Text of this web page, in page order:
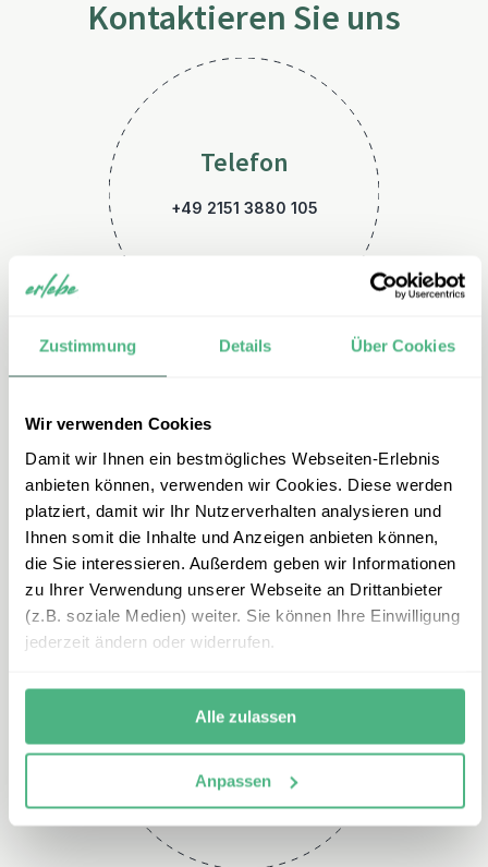
Zustimmung Details Über Cookies
Wir verwenden Cookies
Damit wir Ihnen ein bestmögliches Webseiten-Erlebnis
anbieten können, verwenden wir Cookies. Diese werden
platziert, damit wir Ihr Nutzerverhalten analysieren und
Ihnen somit die Inhalte und Anzeigen anbieten können,
die Sie interessieren. Außerdem geben wir Informationen
zu Ihrer Verwendung unserer Webseite an Drittanbieter
(z.B. soziale Medien) weiter. Sie können Ihre Einwilligung
jederzeit ändern oder widerrufen.
Alle zulassen
Anpassen
Kontaktieren Sie uns
Telefon
+49 2151 3880 105
E-Mail
malaysia@erlebe.de
Montag – Freitag:
und nach individueller
Terminvereinbarung